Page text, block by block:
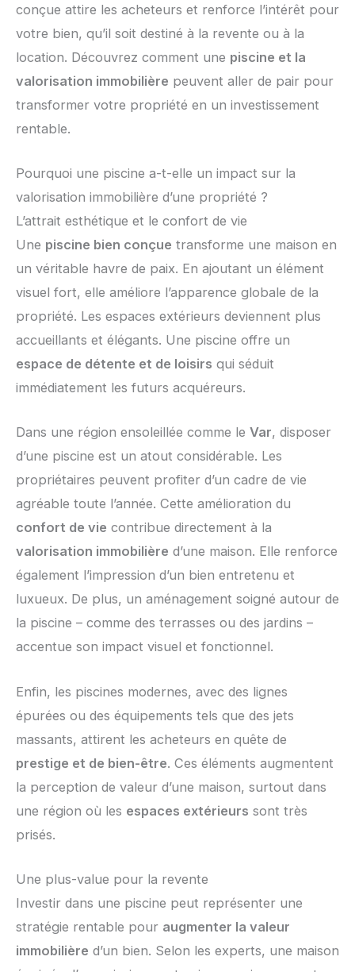
conçue attire les acheteurs et renforce l’intérêt pour
votre bien, qu’il soit destiné à la revente ou à la
location. Découvrez comment une piscine et la
valorisation immobilière peuvent aller de pair pour
transformer votre propriété en un investissement
rentable.
Pourquoi une piscine a-t-elle un impact sur la
valorisation immobilière d’une propriété ?
L’attrait esthétique et le confort de vie
Une piscine bien conçue transforme une maison en
un véritable havre de paix. En ajoutant un élément
visuel fort, elle améliore l’apparence globale de la
propriété. Les espaces extérieurs deviennent plus
accueillants et élégants. Une piscine offre un
espace de détente et de loisirs qui séduit
immédiatement les futurs acquéreurs.
Dans une région ensoleillée comme le Var, disposer
d’une piscine est un atout considérable. Les
propriétaires peuvent profiter d’un cadre de vie
agréable toute l’année. Cette amélioration du
confort de vie contribue directement à la
valorisation immobilière d’une maison. Elle renforce
également l’impression d’un bien entretenu et
luxueux. De plus, un aménagement soigné autour de
la piscine – comme des terrasses ou des jardins –
accentue son impact visuel et fonctionnel.
Enfin, les piscines modernes, avec des lignes
épurées ou des équipements tels que des jets
massants, attirent les acheteurs en quête de
prestige et de bien-être. Ces éléments augmentent
la perception de valeur d’une maison, surtout dans
une région où les espaces extérieurs sont très
prisés.
Une plus-value pour la revente
Investir dans une piscine peut représenter une
stratégie rentable pour augmenter la valeur
immobilière d’un bien. Selon les experts, une maison